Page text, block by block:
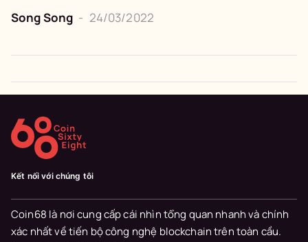
Song Song - 24/03/2022
Kết nối với chúng tôi
Coin68 là nơi cung cấp cái nhìn tổng quan nhanh và chính
xác nhất về tiến bộ công nghệ blockchain trên toàn cầu.